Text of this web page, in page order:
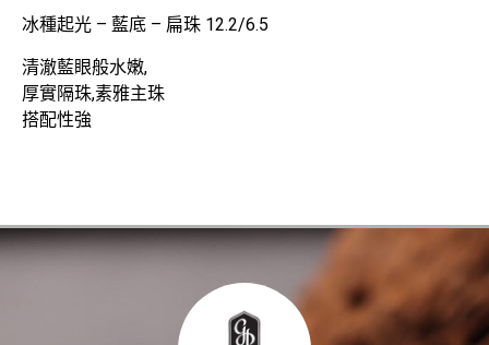
冰種起光 – 藍底 – 扁珠 12.2/6.5
清澈藍眼般水嫩,
厚實隔珠,素雅主珠
搭配性強